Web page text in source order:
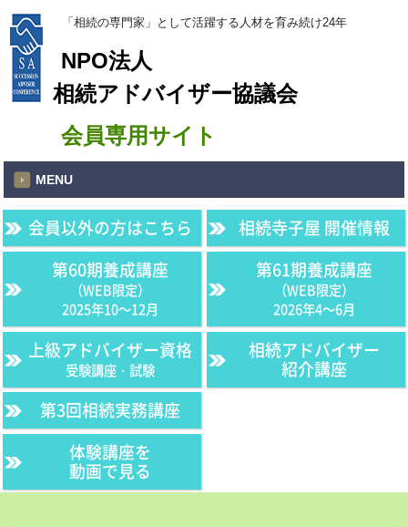
「相続の専門家」として活躍する人材を育み続け24年
NPO法人
相続アドバイザー協議会
会員専用サイト
MENU
会員以外の方はこちら
相続寺子屋 開催情報
第60期養成講座
（WEB限定）
2025年10〜12月
第61期養成講座
（WEB限定）
2026年4〜6月
上級アドバイザー資格
受験講座・試験
第3回相続実務講座
相続アドバイザー
紹介講座
体験講座を
動画で見る